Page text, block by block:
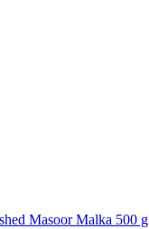
Masoor Malka 500 g